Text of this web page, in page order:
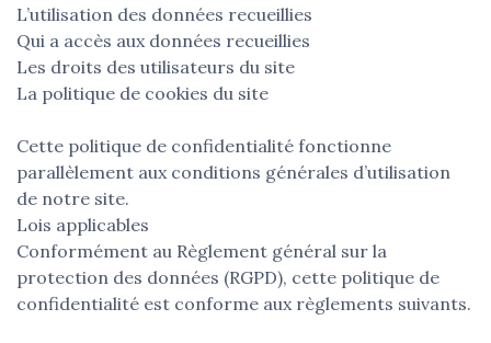
L’utilisation des données recueillies
Qui a accès aux données recueillies
Les droits des utilisateurs du site
La politique de cookies du site
Cette politique de confidentialité fonctionne
parallèlement aux conditions générales d’utilisation
de notre site.
Lois applicables
Conformément au Règlement général sur la
protection des données (RGPD), cette politique de
confidentialité est conforme aux règlements suivants.